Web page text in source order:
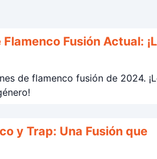
Fusión Actual:
de flamenco fusión de 2024.
y Trap: Una Fusión que